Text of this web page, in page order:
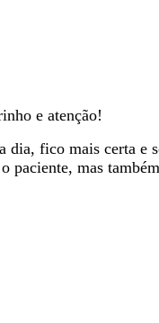
e atenção!
dia, fico mais certa e
paciente, mas